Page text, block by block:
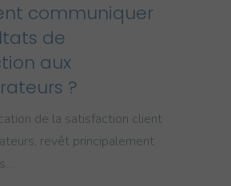
communiquer
de
aux
?
de la satisfaction client
revêt principalement